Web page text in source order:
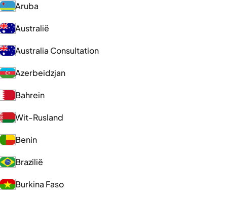
Aruba
Australië
Australia Consultation
Azerbeidzjan
Bahrein
Wit-Rusland
Benin
Brazilië
Burkina Faso